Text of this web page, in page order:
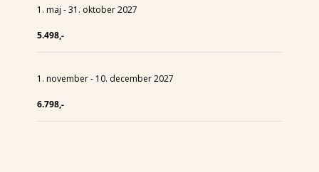
1. maj - 31. oktober 2027
5.498,-
1. november - 10. december 2027
6.798,-